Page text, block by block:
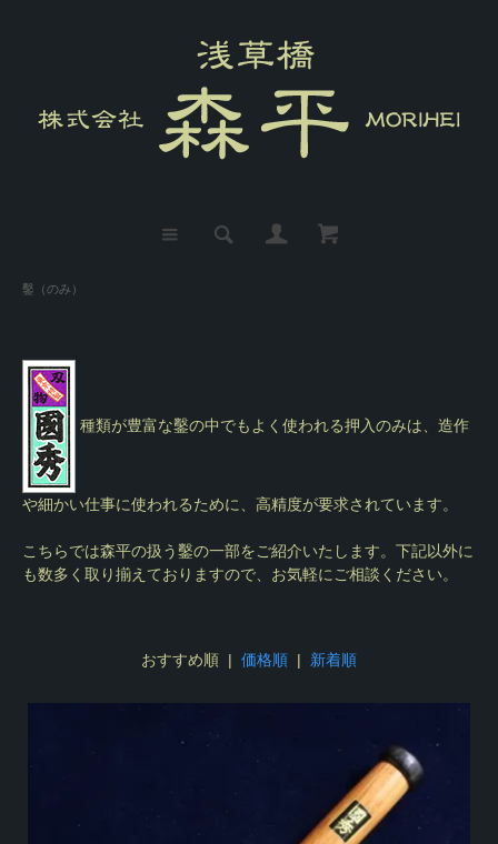
鑿（のみ）
種類が豊富な鑿の中でもよく使われる押入のみは、造作
や細かい仕事に使われるために、高精度が要求されています。
こちらでは森平の扱う鑿の一部をご紹介いたします。下記以外に
も数多く取り揃えておりますので、お気軽にご相談ください。
おすすめ順 | 価格順 | 新着順